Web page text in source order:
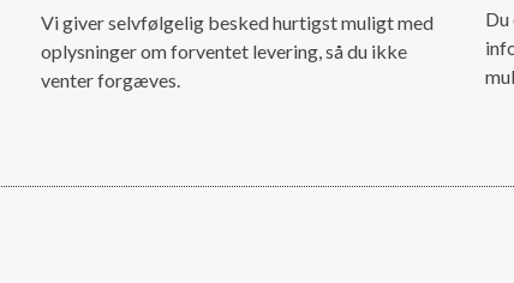
Vi giver selvfølgelig besked hurtigst muligt med
oplysninger om forventet levering, så du ikke
venter forgæves.
Du